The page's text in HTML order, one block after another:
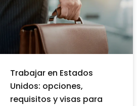
Trabajar en Estados
Unidos: opciones,
requisitos y visas para